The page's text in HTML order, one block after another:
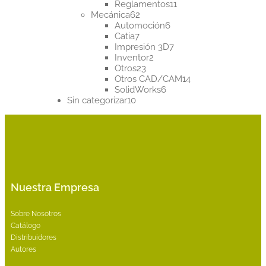
productos
Reglamentos1111
Mecánica6262
productos
Automoción66
Catia77
productos
Impresión 3D77
Inventor22
Otros2323
productos
Otros CAD/CAM1414
SolidWorks66
Sin categorizar1010
Nuestra Empresa
Sobre Nosotros
Catálogo
Distribuidores
Autores